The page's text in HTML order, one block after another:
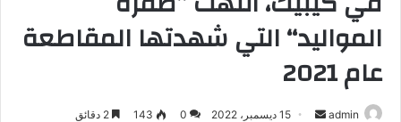
المواليد‘‘ التي شهدتها المقاطعة
عام 2021
admin
أرسل 15 ديسمبر، 2022 0
143